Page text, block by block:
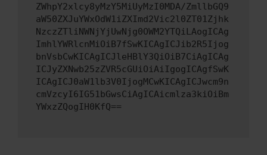
ZWhpY2xlcy8yMzY5MiUyMzI0MDA/ZmllbGQ9
aW50ZXJuYWxOdW1iZXImd2Vic2l0ZT01Zjhk
NzczZTliNWNjYjUwNjg0OWM2YTQiLAogICAg
ImhlYWRlcnMiOiB7fSwKICAgICJib2R5Ijog
bnVsbCwKICAgICJleHBlY3QiOiB7CiAgICAg
ICJyZXNwb25zZVR5cGUiOiAiIgogICAgfSwK
ICAgICJ0aW1lb3V0IjogMCwKICAgICJwcm9n
cmVzcyI6IG51bGwsCiAgICAicmlza3kiOiBm
YWxzZQogIH0KfQ==